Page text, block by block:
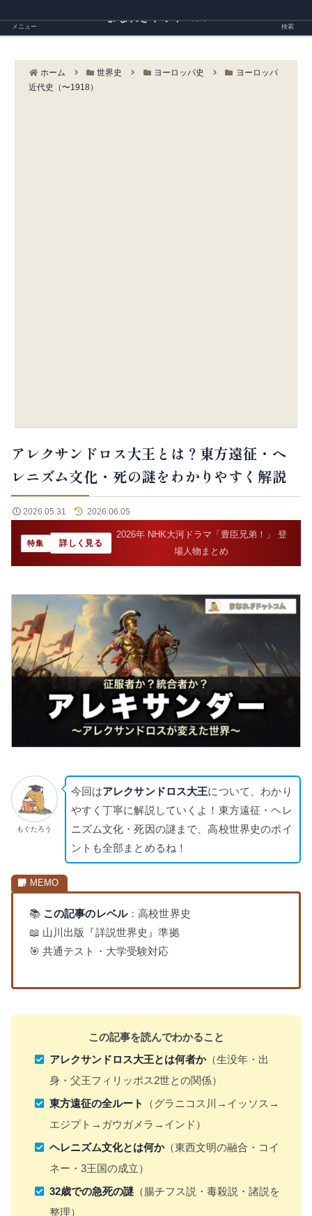
ホーム 世界史 ヨーロッパ史
ヨーロッパ
近代史（〜1918）
アレクサンドロス大王とは？東方遠征・ヘ
レニズム文化・死の謎をわかりやすく解説
2026.05.31 2026.06.05
特集 詳しく見る
2026年 NHK大河ドラマ「豊臣兄弟！」 登
場人物まとめ
もぐたろう
今回はアレクサンドロス大王について、わかり
やすく丁寧に解説していくよ！東方遠征・ヘレ
ニズム文化・死因の謎まで、高校世界史のポイ
ントも全部まとめるね！
📚 この記事のレベル：高校世界史
📖 山川出版『詳説世界史』準拠
🎯 共通テスト・大学受験対応
この記事を読んでわかること
アレクサンドロス大王とは何者か（生没年・出
身・父王フィリッポス2世との関係）
東方遠征の全ルート
（グラニコス川→イッソス→
エジプト→ガウガメラ→インド）
ヘレニズム文化とは何か（東西文明の融合・コイ
ネー・3王国の成立）
32歳での急死の謎（腸チフス説・毒殺説・諸説を
整理）
メニュー 検索